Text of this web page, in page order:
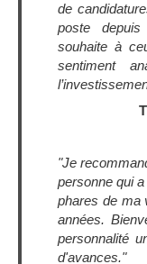
de
poste
souhaite à
sentiment
"Je
personne qui
phares de ma
années.
personnalité
d'avances."